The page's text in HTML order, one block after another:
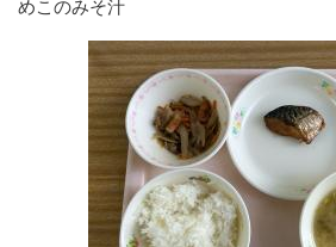
めこのみそ汁